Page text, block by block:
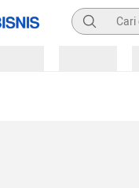
Pencarian